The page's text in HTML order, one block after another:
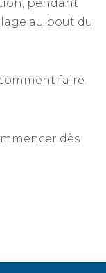
pendant
au bout du
faire.
dès